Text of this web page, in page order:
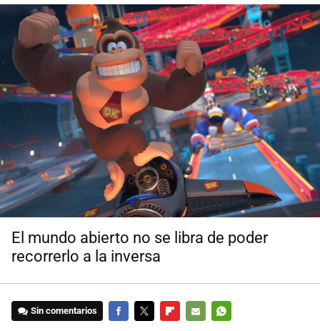
El mundo abierto no se libra de poder
recorrerlo a la inversa
Sin comentarios